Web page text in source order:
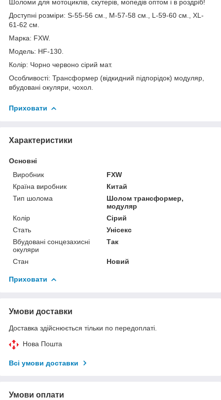
Шоломи для мотоциклів, скутерів, мопедів оптом і в роздріб!
Доступні розміри: S-55-56 см., M-57-58 см., L-59-60 см., XL-
61-62 см.
Марка: FXW.
Модель: HF-130.
Колір: Чорно червоно сірий мат.
Особливості: Трансформер (відкидний підпорідок) модуляр,
вбудовані окуляри, чохол.
Приховати
Характеристики
Основні
Виробник
FXW
Країна виробник
Китай
Тип шолома
Шолом трансформер,
модуляр
Колір
Сірий
Стать
Унісекс
Вбудовані сонцезахисні
окуляри
Так
Стан Новий
Приховати
Умови доставки
Доставка здійснюється тільки по передоплаті.
Нова Пошта
Всі умови доставки
Умови оплати